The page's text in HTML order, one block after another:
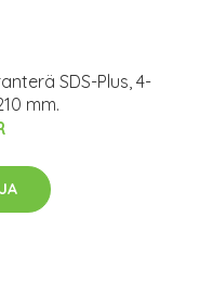
SDS-Plus, 4-
mm.